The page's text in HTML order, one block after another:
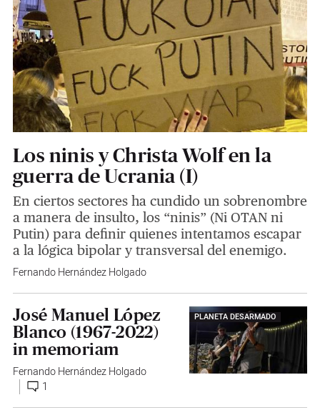
Los ninis y Christa Wolf en la
guerra de Ucrania (I)
En ciertos sectores ha cundido un sobrenombre
a manera de insulto, los “ninis” (Ni OTAN ni
Putin) para definir quienes intentamos escapar
a la lógica bipolar y transversal del enemigo.
Fernando Hernández Holgado
PLANETA DESARMADO
José Manuel López
Blanco (1967-2022)
in memoriam
Fernando Hernández Holgado
1